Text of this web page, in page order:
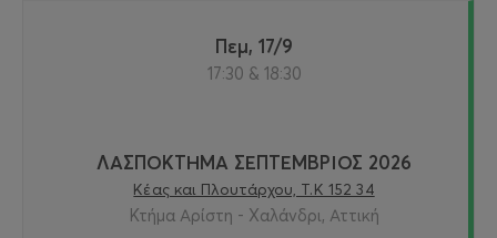
Πεμ, 17/9
17:30 & 18:30
ΛΑΣΠΟΚΤΗΜΑ ΣΕΠΤΕΜΒΡΙΟΣ 2026
Κέας και Πλουτάρχου, Τ.Κ 152 34
Κτήμα Αρίστη - Χαλάνδρι, Αττική